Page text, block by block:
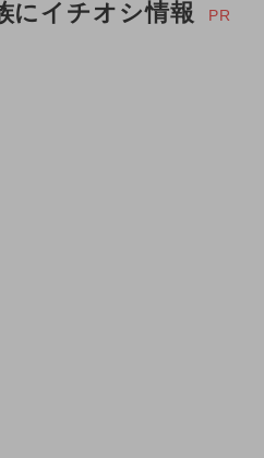
にイチオシ情報 PR